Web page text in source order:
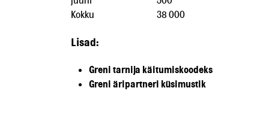
Kokku
38 000
Lisad:
Greni tarnija käitumiskoodeks
Greni äripartneri küsimustik